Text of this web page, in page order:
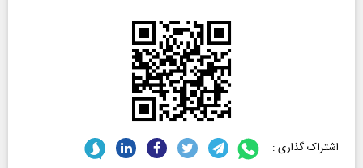
اشتراک گذاری :